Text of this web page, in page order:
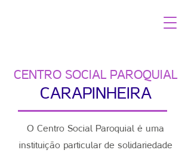
CENTRO SOCIAL PAROQUIAL
CARAPINHEIRA
O Centro Social Paroquial é uma
instituição particular de solidariedade